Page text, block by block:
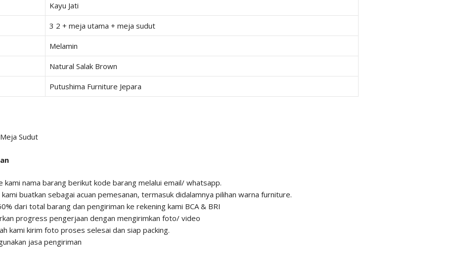
Kayu Jati
3 2 + meja utama + meja sudut
Melamin
Natural Salak Brown
Putushima Furniture Jepara
Sudut
kami nama barang berikut kode barang melalui email/ whatsapp.
buatkan sebagai acuan pemesanan, termasuk didalamnya pilihan warna furniture.
dari total barang dan pengiriman ke rekening kami BCA & BRI
progress pengerjaan dengan mengirimkan foto/ video
kami kirim foto proses selesai dan siap packing.
jasa pengiriman